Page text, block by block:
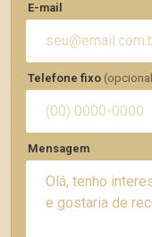
E-mail
Telefone fixo
Mensagem